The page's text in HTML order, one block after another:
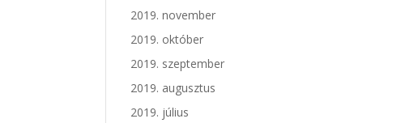
2019. november
2019. október
2019. szeptember
2019. augusztus
2019. július